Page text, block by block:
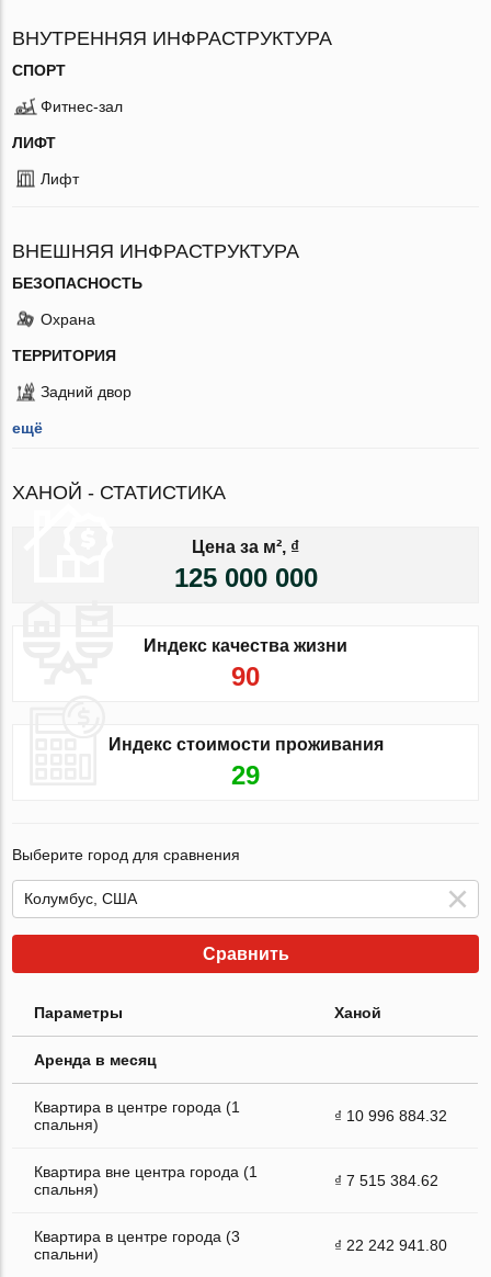
ВНУТРЕННЯЯ ИНФРАСТРУКТУРА
СПОРТ
Фитнес-зал
ЛИФТ
Лифт
ВНЕШНЯЯ ИНФРАСТРУКТУРА
БЕЗОПАСНОСТЬ
Охрана
ТЕРРИТОРИЯ
Задний двор
ещё
ХАНОЙ - СТАТИСТИКА
Цена за м², ₫
125 000 000
Индекс качества жизни
90
Индекс стоимости проживания
29
Выберите город для сравнения
Сравнить
Параметры Ханой
Аренда в месяц
Квартира в центре города (1
спальня)
₫ 10 996 884.32
Квартира вне центра города (1
спальня)
₫ 7 515 384.62
Квартира в центре города (3
спальни)
₫ 22 242 941.80